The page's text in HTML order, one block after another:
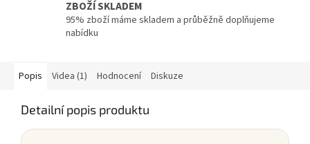
ZBOŽÍ SKLADEM
95% zboží máme skladem a průběžně doplňujeme
nabídku
Popis Videa (1) Hodnocení Diskuze
Detailní popis produktu